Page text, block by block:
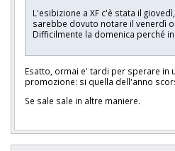
L'esibizione a XF c'è stata il
sarebbe dovuto notare il venerdì
Difficilmente la domenica perché
Esatto, ormai e' tardi per sperare in
promozione: si quella dell'anno
Se sale sale in altre maniere.